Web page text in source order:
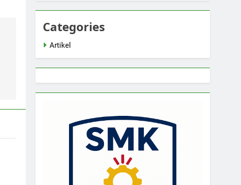
Categories
Artikel